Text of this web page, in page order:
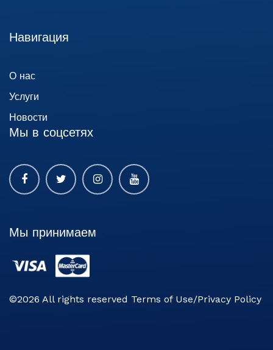
Навигация
О нас
Услуги
Новости
Мы в соцсетях
Мы принимаем
©2026 All rights reserved Terms of Use/Privacy Policy